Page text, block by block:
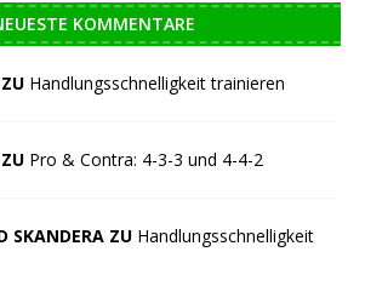
KOMMENTARE
Handlungsschnelligkeit trainieren
Pro & Contra: 4-3-3 und 4-4-2
SKANDERA ZU Handlungsschnelligkeit